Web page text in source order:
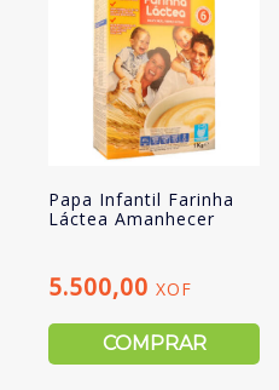
Papa Infantil Farinha
Láctea Amanhecer
5.500,00 XOF
COMPRAR